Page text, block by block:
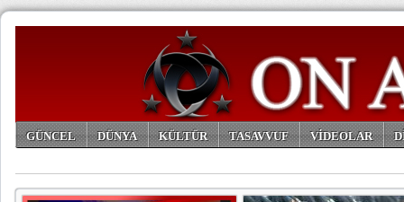
GÜNCEL DÜNYA KÜLTÜR TASAVVUF VİDEOLAR